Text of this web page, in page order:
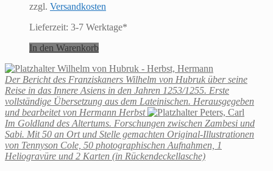
zzgl. Versandkosten
Lieferzeit: 3-7 Werktage*
In den Warenkorb
Wilhelm von Hubruk - Herbst, Hermann
Der Bericht des Franziskaners Wilhelm von Hubruk über seine
Reise in das Innere Asiens in den Jahren 1253/1255. Erste
vollständige Übersetzung aus dem Lateinischen. Herausgegeben
und bearbeitet von Hermann Herbst
Peters, Carl
Im Goldland des Altertums. Forschungen zwischen Zambesi und
Sabi. Mit 50 an Ort und Stelle gemachten Original-Illustrationen
von Tennyson Cole, 50 photographischen Aufnahmen, 1
Heliogravüre und 2 Karten (in Rückendeckellasche)